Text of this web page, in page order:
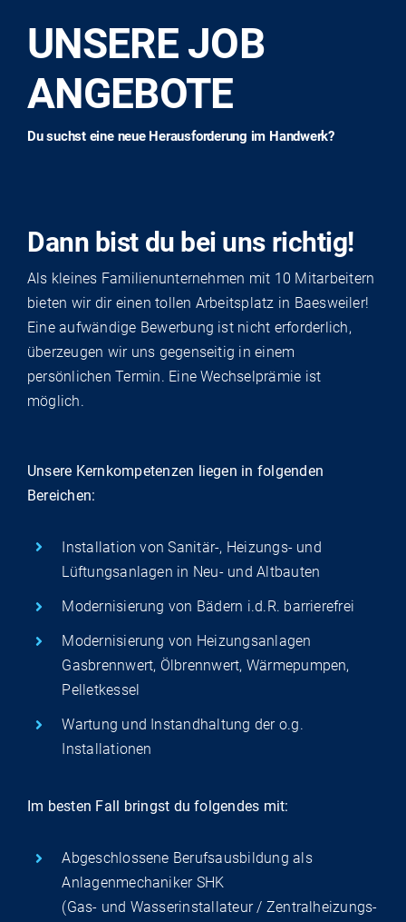
UNSERE JOB
ANGEBOTE
Du suchst eine neue Herausforderung im Handwerk?
Dann bist du bei uns richtig!
Als kleines Familienunternehmen mit 10 Mitarbeitern
bieten wir dir einen tollen Arbeitsplatz in Baesweiler!
Eine aufwändige Bewerbung ist nicht erforderlich,
überzeugen wir uns gegenseitig in einem
persönlichen Termin. Eine Wechselprämie ist
möglich.
Unsere Kernkompetenzen liegen in folgenden
Bereichen:
Installation von Sanitär-, Heizungs- und
Lüftungsanlagen in Neu- und Altbauten
Modernisierung von Bädern i.d.R. barrierefrei
Modernisierung von Heizungsanlagen
Gasbrennwert, Ölbrennwert, Wärmepumpen,
Pelletkessel
Wartung und Instandhaltung der o.g.
Installationen
Im besten Fall bringst du folgendes mit:
Abgeschlossene Berufsausbildung als
Anlagenmechaniker SHK
(Gas- und Wasserinstallateur / Zentralheizungs-